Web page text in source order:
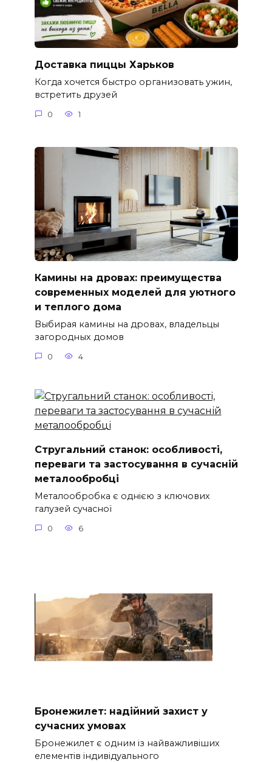
Доставка пиццы Харьков
Когда хочется быстро организовать ужин,
встретить друзей
0 1
Камины на дровах: преимущества
современных моделей для уютного
и теплого дома
Выбирая камины на дровах, владельцы
загородных домов
0 4
Стругальний станок: особливості,
переваги та застосування в сучасній
металообробці
Металообробка є однією з ключових
галузей сучасної
0 6
Бронежилет: надійний захист у
сучасних умовах
Бронежилет є одним із найважливіших
елементів індивідуального